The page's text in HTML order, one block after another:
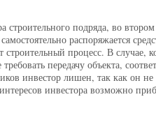
строительного подряда, во
распоряжается
процесс. В случае,
передачу объекта,
инвестор лишен, так как он не
инвестора возможно